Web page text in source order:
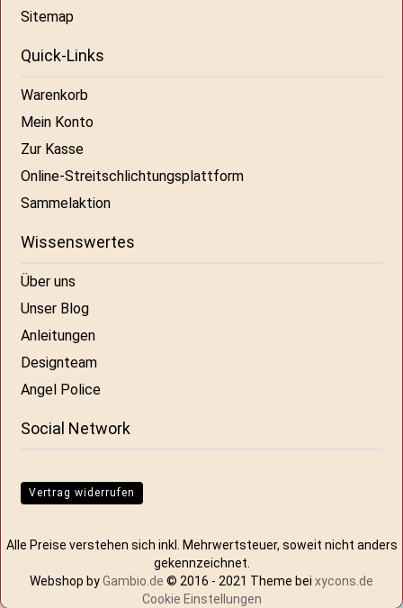
Sitemap
Quick-Links
Warenkorb
Mein Konto
Zur Kasse
Online-Streitschlichtungsplattform
Sammelaktion
Wissenswertes
Über uns
Unser Blog
Anleitungen
Designteam
Angel Police
Social Network
Vertrag widerrufen
Alle Preise verstehen sich inkl. Mehrwertsteuer, soweit nicht anders
gekennzeichnet.
Webshop byGambio.de © 2016 - 2021 Theme bei xycons.de
Cookie Einstellungen